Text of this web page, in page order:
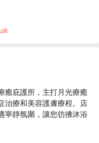
ด
癒庇護所，主打月光療癒
治療和美容護膚療程。店
寧靜氛圍，讓您彷彿沐浴